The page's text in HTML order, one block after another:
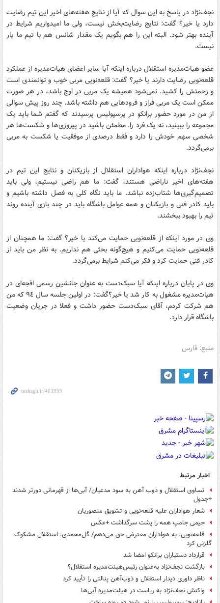
نجف‌نژاد در پاسخ به این سوال که آیا از نتایج هفته‌های اخیر این تیم رضایت
دارد یا خیر؟ گفت: نتایج رضایت‌بخش نیست، ولی ما امیدواریم شرایط در
آینده بهتر شود. البته این را هم بگویم یک مقدار شانس هم با تیم ما یار
نیست.
عضو هیات‌مدیره استقلال درباره اینکه آیا سایر اعضای هیات‌مدیره از عملکرد
قلعه‌نویی رضایت دارند یا خیر؟ گفت: قلعه‌نویی مربی خوب و توانمندی است
و زحمتش را کشید. نمی‌شود همیشه یک مربی در اوج باشد، در هر صورت
ممکن است یک مربی فراز و فرودهایی هم داشته باشد. چند روز پیش سوالی
از من در مورد حضور برانکو در پرسپولیس پرسیدند که گفتم شما باید یک
مجموعه را ببینید، نه یک فرد را. مطمئن باشید در پیروزی‌ها و شکست‌ها هر
شخصی سهم خودش را دارد و فقط درصدی از موفقیت یا شکست به مربی
برمی‌گردد.
نجف‌نژاد درباره اینکه هواداران استقلال از بازیکنان و نتایج این تیم در
هفته‌های اخیر ناراضی هستند، گفت: ما هم راضی نیستیم، ولی باید
تصمیم‌گیری‌ها شتاب‌زده نباشد. ما باید نگاه کلی به فصل داشته باشیم و
باید کادر فنی و بازیکنان و همه عوامل باشگاه باید در چند بازی آینده روند
تیم را بهبود ببخشند.
وی در مورد اینکه از قلعه‌نویی حمایت می‌کند یا خیر؟ گفت: ما همچنان از
قلعه‌نویی حمایت می‌کنیم و هیچ‌گونه بحثی هم نداریم. به نظر من باید از
کادر فنی حمایت کرد و فکر می‌کنم شرایط برمی‌گردد.
وی در پایان درباره اینکه آیا سبک‌دست به عنوان جانشین رسمی افجه‌ای در
هیات‌مدیره مشغول به کار شد یا خیر؟گفت: در اولین جلسه سال ٩٤ که من
هم شرکت کردم، آقای سبک‌دست حضور داشت و فعلا در جریان وضعیت
باشگاه قرار دارد.
منبع: فارس
اخبار مرتبط
تساوی استقلال و ذوب آهن به سود مدعیان/ آبی‌ها از قهرمانی دورتر شدند
+جدول
شعار هواداران علیه قلعه‌نویی و تشویق منصوریان
جیمی جامپ همه را پشت سرگذاشت +عکس
قلعه‌نویی: به هواداران معترض حق می‌دهم/ گل‌محمدی: استقلال مشکوک
گلزنی کرد
قرارداد دستیاران برانکو امضا شد
بازگشت نجف‌نژاد به‌عنوان رئیس‌هیئت‌مدیره استقلال؟
ناظر داوری دیدار استقلال و ذوب‌آهن پنالتی را تأیید کرد
واکنش نجف‌نژاد به ریاست در هیئت‌مدیره آبی‌ها